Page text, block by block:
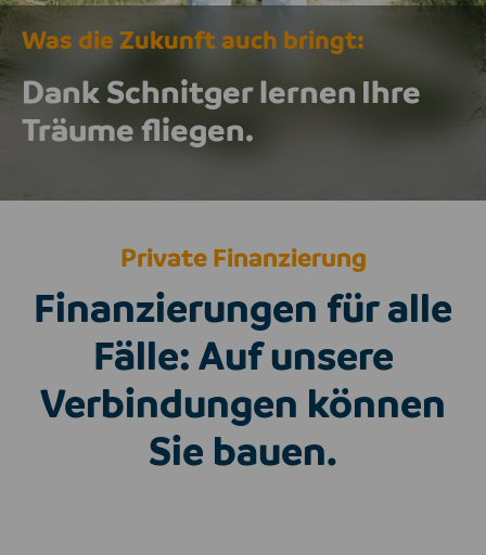
Was die Zukunft auch bringt:
Dank Schnitger lernen
Ihre
Träume fliegen.
Private Finanzierung
Finanzierungen für alle
Fälle: Auf unsere
Verbindungen können
Sie bauen.